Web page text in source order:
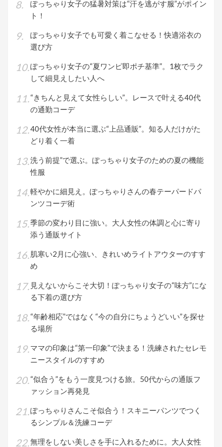
ぽっちゃり女子の猛暑対策は“汗を逃がす服”がポイン
ト！
ぽっちゃり女子でも可愛く着こなせる！快適浴衣の
選び方
ぽっちゃり女子の“夏ワンピ即ポチ基準”。1枚でラク
して細見えしたい人へ
“きちんと見えて女性らしい”。レースで叶える40代
の通勤コーデ
40代女性が本当に選ぶ“上品通販”。知る人だけがた
どり着く一着
洗う前提”で選ぶ。ぽっちゃり女子のための夏の機能
性服
軽やかに細見え。ぽっちゃりさんの春テーパードパ
ンツコーデ術
季節の変わり目に強い。大人女性の体調と心に寄り
添う通販サイト
肌寒い2月に心強い、きれいめライトアウターのすす
め
見えないからこそ大切！ぽっちゃり女子の“味方”にな
る下着の選び方
“年齢相応”ではなく“今の自分にちょうどいい”を探せ
る場所
ママの印象は“第一印象”で決まる！洗練されたセレモ
ニースタイルのすすめ
“似合う”をもう一度見つける旅。50代からの通販フ
ァッション再発見
ぽっちゃりさんこそ似合う！スキニーパンツでつく
るシンプル＆洗練コーデ
無理をしない美しさを手に入れるために。大人女性